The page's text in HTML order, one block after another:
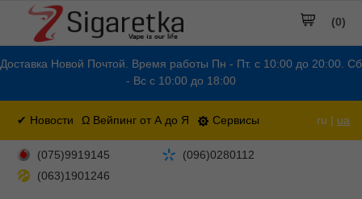
Доставка Новой Почтой. Время работы Пн - Пт. с 10:00 до 20:00. Сб
- Вс с 10:00 до 18:00
✔ Новости Ω Вейпинг от А до Я Сервисы ru | ua
(0)
(075)9919145
(096)0280112
(063)1901246